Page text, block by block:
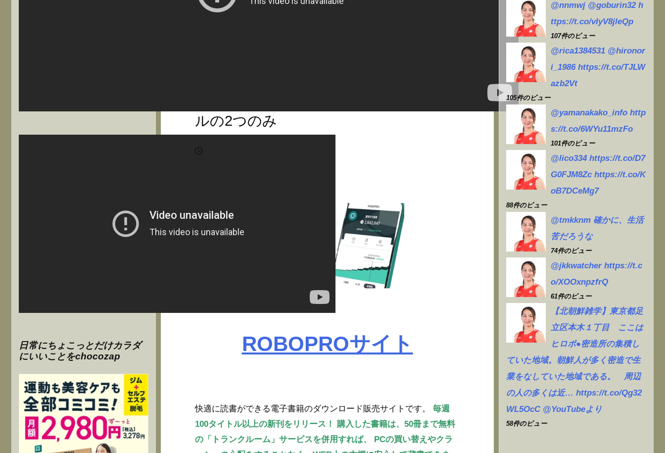
したとおりの万博夢洲問題の展開。予言
ルの2つのみ

ROBOPROサイト
快適に読書ができる電子書籍のダウンロード販売サイトです。 毎週
100タイトル以上の新刊をリリース！
購入した書籍は、50冊まで無料
の「トランクルーム」サービスを併用すれば、
PCの買い替えやクラ
日常にちょこっとだけカラダ
にいいことをchocozap
@nnmwj @goburin32 h
ttps://t.co/vIyV8jleQp
107件のビュー
@rica1384531 @hironor
i_1986 https://t.co/TJLW
azb2Vt
105件のビュー
@yamanakako_info http
s://t.co/6WYu11mzFo
101件のビュー
@lico334 https://t.co/D7
G0FJM8Zc https://t.co/K
oB7DCeMg7
88件のビュー
@tmkknm 確かに、生活
苦だろうな
74件のビュー
@jkkwatcher https://t.c
o/XOOxnpzfrQ
61件のビュー
【北朝鮮雑学】東京都足
立区本木１丁目 ここは
ヒロポ●密造所の集積し
ていた地域。朝鮮人が多く密造で生
業をなしていた地域である。 周辺
の人の多くは近… https://t.co/Qg32
WL5OcC @YouTubeより
58件のビュー